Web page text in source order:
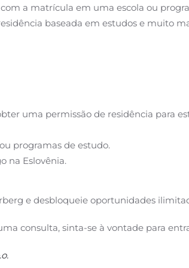
a matrícula em uma escola ou
baseada em estudos e muito
uma permissão de residência para
programas de estudo.
na Eslovênia.
e desbloqueie oportunidades
consulta, sinta-se à vontade para